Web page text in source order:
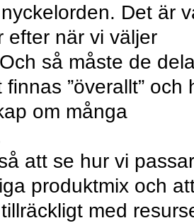
Det är
efter när vi väljer
så måste de
”överallt” och
om många
att se hur vi passar
produktmix och
med